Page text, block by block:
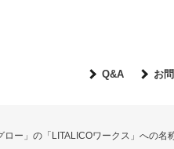
Q&A お
ー」の「LITALICOワークス」への名